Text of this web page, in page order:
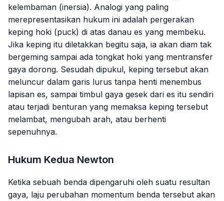
kelembaman (inersia). Analogi yang paling
merepresentasikan hukum ini adalah pergerakan
keping hoki (puck) di atas danau es yang membeku.
Jika keping itu diletakkan begitu saja, ia akan diam tak
bergeming sampai ada tongkat hoki yang mentransfer
gaya dorong. Sesudah dipukul, keping tersebut akan
meluncur dalam garis lurus tanpa henti menembus
lapisan es, sampai timbul gaya gesek dari es itu sendiri
atau terjadi benturan yang memaksa keping tersebut
melambat, mengubah arah, atau berhenti
sepenuhnya.
Hukum Kedua Newton
Ketika sebuah benda dipengaruhi oleh suatu resultan
gaya, laju perubahan momentum benda tersebut akan